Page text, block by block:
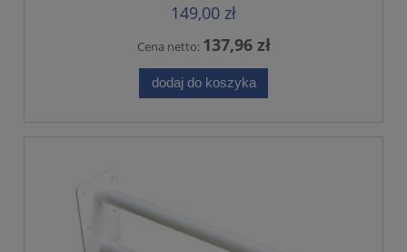
149,00 zł
Cena netto: 137,96 zł
dodaj do koszyka